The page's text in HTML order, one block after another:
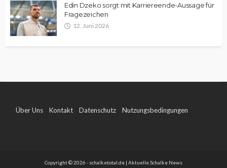
Edin Dzeko sorgt mit Karriereende-Aussage für
Fragezeichen
12. Juni 2026
Über Uns Kontakt Datenschutz Nutzungsbedingungen
Copyright © 2026 - schalketotal.de | Aktuelle Schalke News